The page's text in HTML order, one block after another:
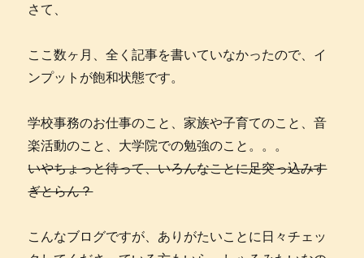
さて、
ここ数ヶ月、全く記事を書いていなかったので、イ
ンプットが飽和状態です。
学校事務のお仕事のこと、家族や子育てのこと、音
楽活動のこと、大学院での勉強のこと。。。
いやちょっと待って、いろんなことに足突っ込みす
ぎとらん？
こんなブログですが、ありがたいことに日々チェッ